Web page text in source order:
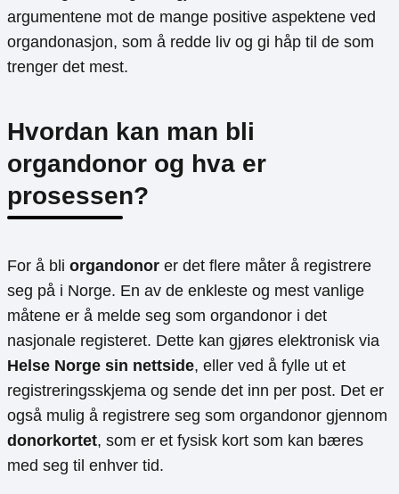
argumentene mot de mange positive aspektene ved
organdonasjon, som å redde liv og gi håp til de som
trenger det mest.
Hvordan kan man bli
organdonor og hva er
prosessen?
For å bli organdonor er det flere måter å registrere
seg på i Norge. En av de enkleste og mest vanlige
måtene er å melde seg som organdonor i det
nasjonale registeret. Dette kan gjøres elektronisk via
Helse Norge sin nettside, eller ved å fylle ut et
registreringsskjema og sende det inn per post. Det er
også mulig å registrere seg som organdonor gjennom
donorkortet, som er et fysisk kort som kan bæres
med seg til enhver tid.